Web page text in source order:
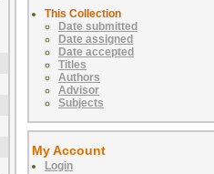
This Collection
Date submitted
Date assigned
Date accepted
Titles
Authors
Advisor
Subjects
My Account
Login